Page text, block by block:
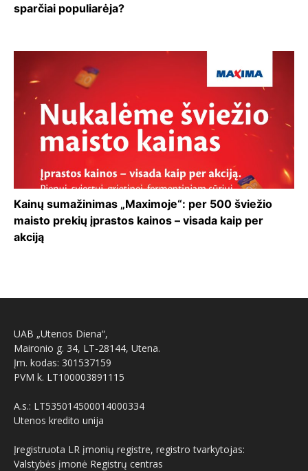
sparčiai populiarėja?
Kainų sumažinimas „Maximoje“: per 500 šviežio
maisto prekių įprastos kainos – visada kaip per
akciją
UAB „Utenos Diena“,
Maironio g. 34, LT-28144, Utena.
Įm. kodas: 301537159
PVM k. LT100003891115
A.s.: LT535014500014000334
Utenos kredito unija
Įregistruota LR įmonių registre, registro tvarkytojas:
Valstybės įmonė Registrų centras